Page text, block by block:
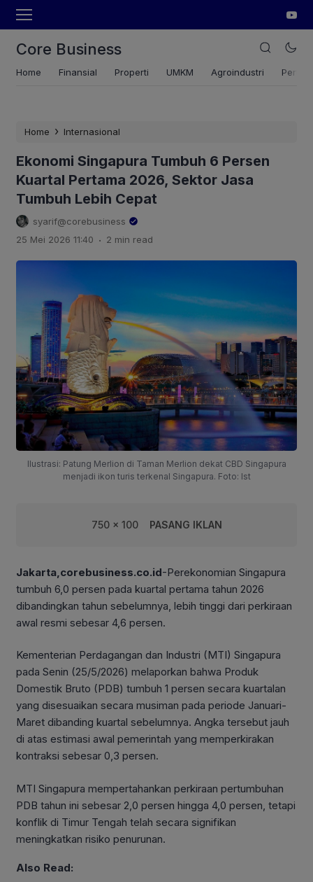
Core Business
Home Finansial Properti UMKM Agroindustri
Home › Internasional
Ekonomi Singapura Tumbuh 6 Persen
Kuartal Pertama 2026, Sektor Jasa
Tumbuh Lebih Cepat
syarif@corebusiness
25 Mei 2026 11:40 . 2 min read
Ilustrasi: Patung Merlion di Taman Merlion dekat CBD Singapura
menjadi ikon turis terkenal Singapura. Foto: Ist
750 x 100 PASANG IKLAN
Jakarta,corebusiness.co.id-Perekonomian Singapura
tumbuh 6,0 persen pada kuartal pertama tahun 2026
dibandingkan tahun sebelumnya, lebih tinggi dari perkiraan
awal resmi sebesar 4,6 persen.
Kementerian Perdagangan dan Industri (MTI) Singapura
pada Senin (25/5/2026) melaporkan bahwa Produk
Domestik Bruto (PDB) tumbuh 1 persen secara kuartalan
yang disesuaikan secara musiman pada periode Januari-
Maret dibanding kuartal sebelumnya. Angka tersebut jauh
di atas estimasi awal pemerintah yang memperkirakan
kontraksi sebesar 0,3 persen.
MTI Singapura mempertahankan perkiraan pertumbuhan
PDB tahun ini sebesar 2,0 persen hingga 4,0 persen, tetapi
konflik di Timur Tengah telah secara signifikan
meningkatkan risiko penurunan.
Also Read: